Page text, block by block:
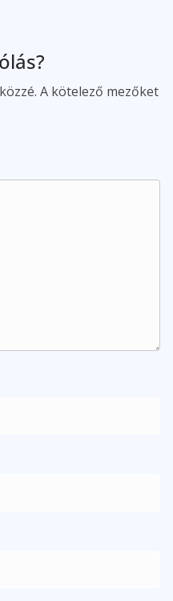
A kötelező mezőket